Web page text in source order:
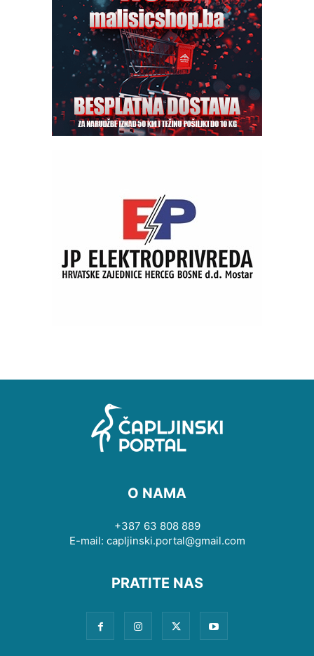
O NAMA
+387 63 808 889
E-mail: capljinski.portal@gmail.com
PRATITE NAS